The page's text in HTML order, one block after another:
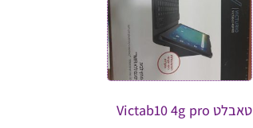
טאבלט Victab10 4g pro